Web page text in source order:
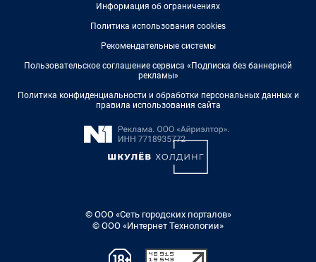
Информация об ограничениях
Политика использования cookies
Рекомендательные системы
Пользовательское соглашение сервиса «Подписка без баннерной
рекламы»
Политика конфиденциальности и обработки персональных данных и
правила использования сайта
© ООО «Сеть городских порталов»
© ООО «Интернет Технологии»